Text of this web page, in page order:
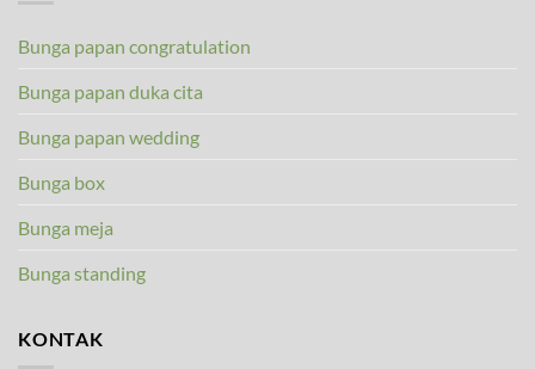
Bunga papan congratulation
Bunga papan duka cita
Bunga papan wedding
Bunga box
Bunga meja
Bunga standing
KONTAK